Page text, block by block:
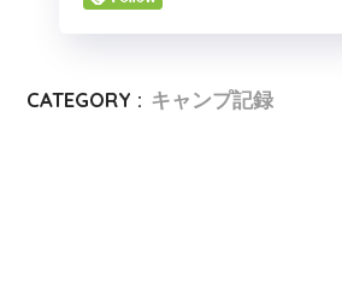
CATEGORY : キャンプ記録